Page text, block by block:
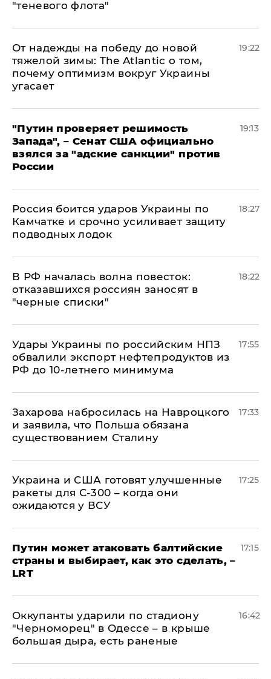
"теневого флота"
От надежды на победу до новой
тяжелой зимы: The Atlantic о том,
почему оптимизм вокруг Украины
угасает
19:22
"Путин проверяет решимость
Запада", – Сенат США официально
взялся за "адские санкции" против
России
19:13
Россия боится ударов Украины по
Камчатке и срочно усиливает защиту
подводных лодок
18:27
​В РФ началась волна повесток:
отказавшихся россиян заносят в
"черные списки"
18:22
Удары Украины по российским НПЗ
обвалили экспорт нефтепродуктов из
РФ до 10-летнего минимума
17:55
​Захарова набросилась на Навроцкого
и заявила, что Польша обязана
существованием Сталину
17:33
Украина и США готовят улучшенные
ракеты для С-300 – когда они
ожидаются у ВСУ
17:25
Путин может атаковать балтийские
страны и выбирает, как это сделать, –
LRT
17:15
Оккупанты ударили по стадиону
"Черноморец" в Одессе – в крыше
большая дыра, есть раненые
16:42